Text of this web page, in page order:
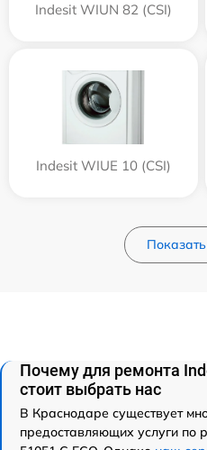
Indesit WIUN 82 (CSI)
Indesit WIUE 10 (CSI)
Почему для ремонта
стоит выбрать нас
В Краснодаре существует
предоставляющих услуги по